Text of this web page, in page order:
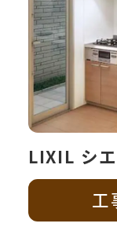
LIXIL シ
工